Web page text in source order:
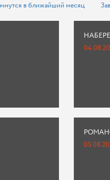
в ближайший месяц